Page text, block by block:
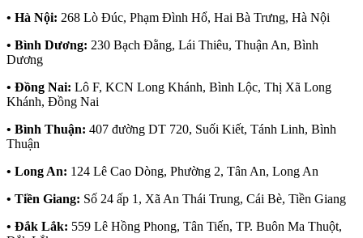
• Hà Nội: 268 Lò Đúc, Phạm Đình Hổ, Hai Bà Trưng, Hà Nội
• Bình Dương: 230 Bạch Đằng, Lái Thiêu, Thuận An, Bình
Dương
• Đồng Nai: Lô F, KCN Long Khánh, Bình Lộc, Thị Xã Long
Khánh, Đồng Nai
• Bình Thuận: 407 đường DT 720, Suối Kiết, Tánh Linh, Bình
Thuận
• Long An: 124 Lê Cao Dòng, Phường 2, Tân An, Long An
• Tiền Giang: Số 24 ấp 1, Xã An Thái Trung, Cái Bè, Tiền Giang
• Đắk Lắk: 559 Lê Hồng Phong, Tân Tiến, TP. Buôn Ma Thuột,